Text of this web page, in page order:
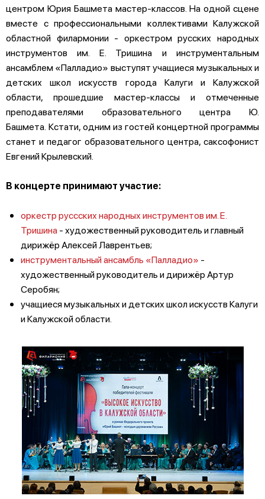
центром Юрия Башмета мастер-классов. На одной сцене
вместе с профессиональными коллективами Калужской
областной филармонии - оркестром русских народных
инструментов им. Е. Тришина и инструментальным
ансамблем «Палладио» выступят учащиеся музыкальных и
детских школ искусств города Калуги и Калужской
области, прошедшие мастер-классы и отмеченные
преподавателями образовательного центра Ю.
Башмета. Кстати, одним из гостей концертной программы
станет и педагог образовательного центра, саксофонист
Евгений Крылевский.
В концерте принимают участие:
оркестр руссских народных инструментов им. Е.
Тришина - художественный руководитель и главный
дирижёр Алексей Лаврентьев;
инструментальный ансамбль «Палладио» -
художественный руководитель и дирижёр Артур
Серобян;
учащиеся музыкальных и детских школ искусств Калуги
и Калужской области.